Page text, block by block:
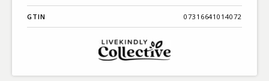
GTIN 07316641014072